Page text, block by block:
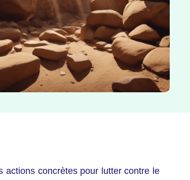
actions concrètes pour lutter contre le